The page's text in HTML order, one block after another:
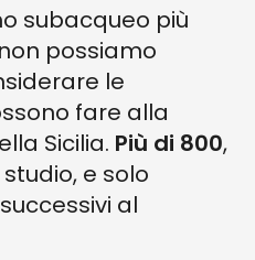
subacqueo più
possiamo
le
fare alla
Sicilia. Più di 800,
e solo
al